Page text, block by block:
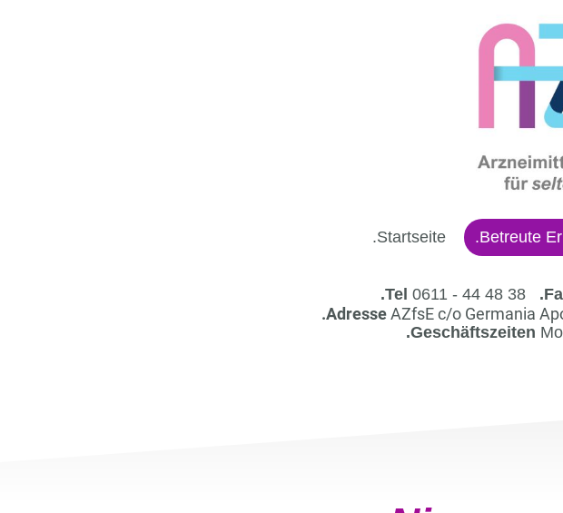
.Startseite .Betreute
.Tel 0611 - 44 48 38
.AdresseAZfsE c/o Germania
.Geschäftszeiten